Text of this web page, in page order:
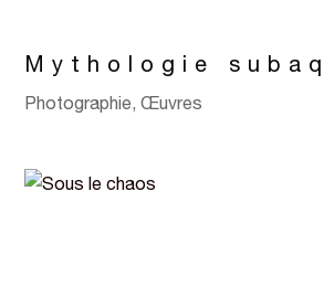
Mythologie
Photographie,Œuvres